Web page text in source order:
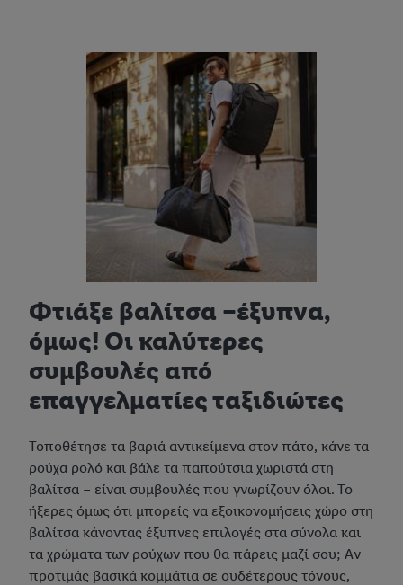
Φτιάξε βαλίτσα –έξυπνα,
όμως! Οι καλύτερες
συμβουλές από
επαγγελματίες ταξιδιώτες
Τοποθέτησε τα βαριά αντικείμενα στον πάτο, κάνε τα
ρούχα ρολό και βάλε τα παπούτσια χωριστά στη
βαλίτσα – είναι συμβουλές που γνωρίζουν όλοι. Το
ήξερες όμως ότι μπορείς να εξοικονομήσεις χώρο στη
βαλίτσα κάνοντας έξυπνες επιλογές στα σύνολα και
τα χρώματα των ρούχων που θα πάρεις μαζί σου; Αν
προτιμάς βασικά κομμάτια σε ουδέτερους τόνους,